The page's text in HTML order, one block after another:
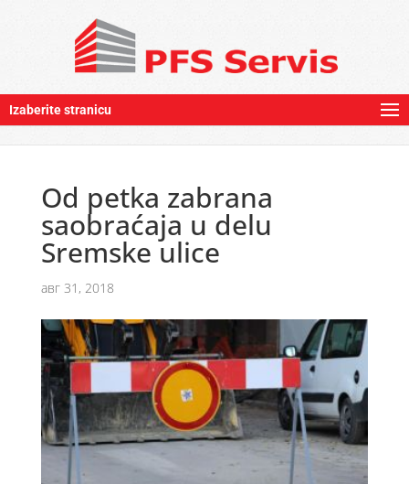
Izaberite stranicu
Od petka zabrana
saobraćaja u delu
Sremske ulice
авг 31, 2018